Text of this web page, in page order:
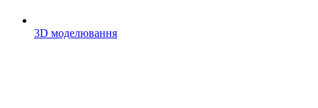
3D моделювання